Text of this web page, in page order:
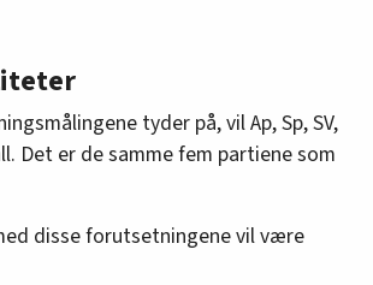
tyder på, vil Ap, Sp, SV,
Det er de samme fem partiene som
disse forutsetningene vil være